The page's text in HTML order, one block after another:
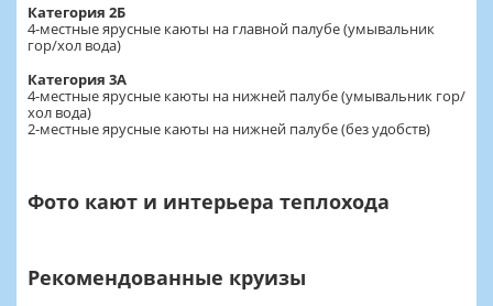
Категория 2Б
4-местные ярусные каюты на главной палубе (умывальник
гор/хол вода)
Категория 3А
4-местные ярусные каюты на нижней палубе (умывальник гор/
хол вода)
2-местные ярусные каюты на нижней палубе (без удобств)
Фото кают и интерьера теплохода
Рекомендованные круизы